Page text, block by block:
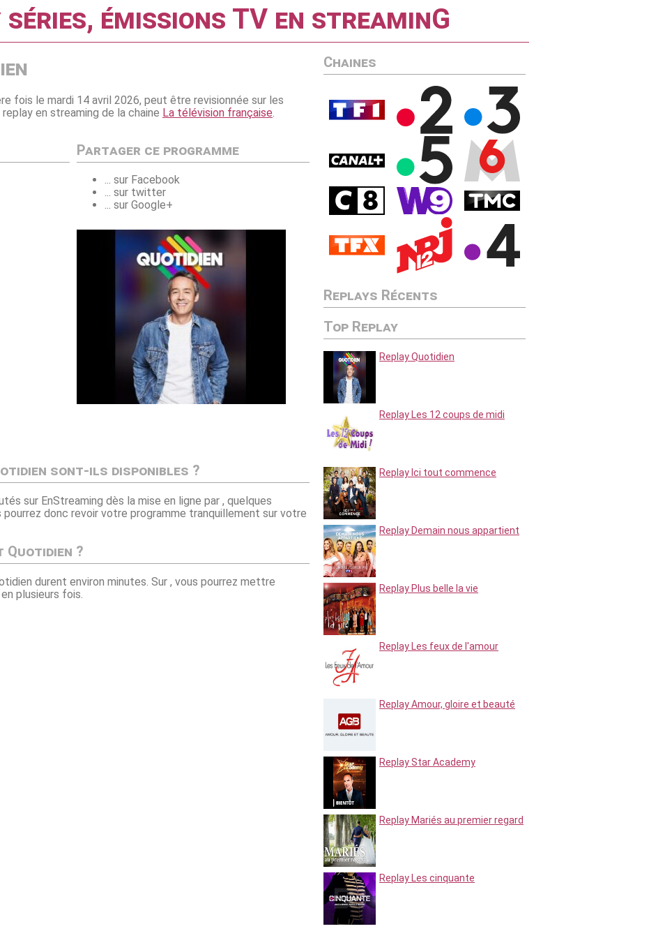
séries, émissions TV en streaminG
fois le mardi 14 avril 2026, peut être revisionnée sur les
en streaming de la chaine La télévision française.
Partager ce programme
... sur Facebook
... sur twitter
... sur Google+
sont-ils disponibles ?
sur EnStreaming dès la mise en ligne par , quelques
donc revoir votre programme tranquillement sur votre
Quotidien ?
durent environ minutes. Sur , vous pourrez mettre
plusieurs fois.
Chaines
Replays Récents
Top Replay
Replay Quotidien
Replay Les 12 coups de midi
Replay Ici tout commence
Replay Demain nous appartient
Replay Plus belle la vie
Replay Les feux de l'amour
Replay Amour, gloire et beauté
Replay Star Academy
Replay Mariés au premier regard
Replay Les cinquante